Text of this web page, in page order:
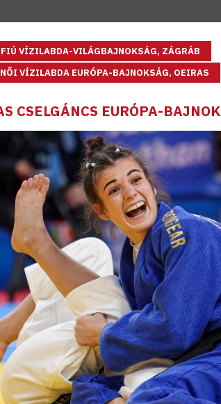
VÍZILABDA-VILÁGBAJNOKSÁG, ZÁGRÁB
VÍZILABDA EURÓPA-BAJNOKSÁG, OEIRAS
CSELGÁNCS EURÓPA-